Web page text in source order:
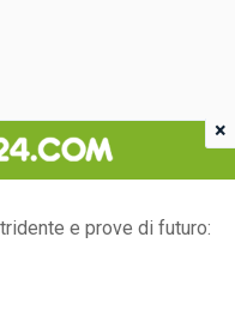
e prove di futuro:
×